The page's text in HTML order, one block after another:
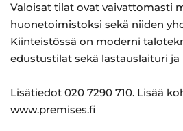
Valoisat tilat ovat vaivattomasti
huonetoimistoksi sekä niiden
Kiinteistössä on moderni
edustustilat sekä lastauslaituri ja
Lisätiedot 020 7290 710. Lisää
www.premises.fi